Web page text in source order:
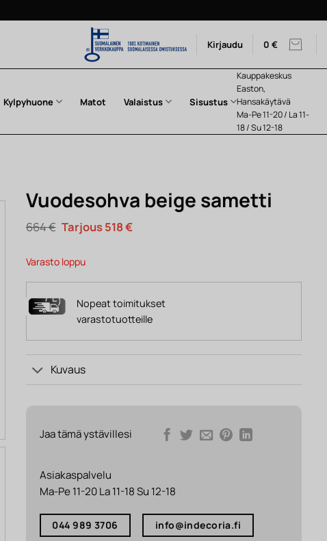
Kirjaudu 0 €
Kylpyhuone Matot Valaistus Sisustus
Kauppakeskus
Easton,
Hansakäytävä
Ma-Pe 11-20 / La 11-
18 / Su 12-18
Vuodesohva beige sametti
664€ Alkuperäinen
hinta
664 €.
518€Nykyinen
Varasto loppu
Nopeat toimitukset
varastotuotteille
Kuvaus
Jaa tämä ystävillesi
Asiakaspalvelu
Ma-Pe 11-20 La 11-18 Su 12-18
044 989 3706 info@indecoria.fi